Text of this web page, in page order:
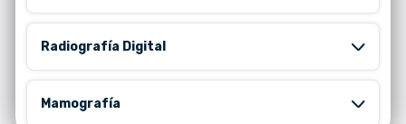
Radiografía Digital
Mamografía